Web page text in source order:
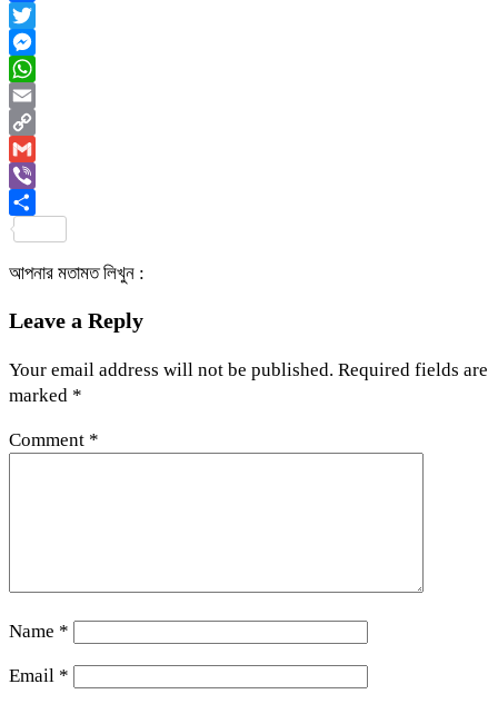
Facebook
Twitter
Messenger
WhatsApp
Email
Copy
Link
Gmail
Viber
আপনার মতামত লিখুন :
Leave a Reply
Your email address will not be published. Required fields are
marked *
Comment *
Name *
Email *